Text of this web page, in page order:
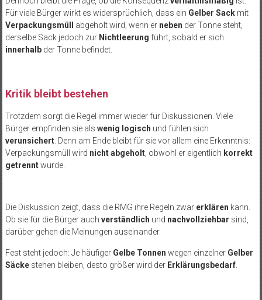
Für viele Bürger wirkt es widersprüchlich, dass ein Gelber Sackmit
Verpackungsmüll abgeholt wird, wenn er neben der Tonne steht,
derselbe Sack jedoch zur Nichtleerung führt, sobald er sich
innerhalbder Tonne befindet.
Kritik bleibt bestehen
Trotzdem sorgt die Regel immer wieder für Diskussionen. Viele
Bürger empfinden sie als wenig logisch und fühlen sich
verunsichert. Denn am Ende bleibt für sie vor allem eine Erkenntnis:
Verpackungsmüll wird nicht abgeholt, obwohl er eigentlich korrekt
getrenntwurde.
Die Diskussion zeigt, dass die RMG ihre Regeln zwar erklären kann.
Ob sie für die Bürger auch verständlich und nachvollziehbar sind,
darüber gehen die Meinungen auseinander.
Fest steht jedoch: Je häufiger Gelbe Tonnen wegen einzelner Gelber
Säckestehen bleiben, desto größer wird der Erklärungsbedarf.